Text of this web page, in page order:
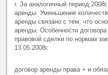
г. За аналогичный период
аренды. Уменьшение
аренды связано с тем, что
аренды. Особенности
правовой сделки по нормам
13.05.2008г.
договор аренды права + и